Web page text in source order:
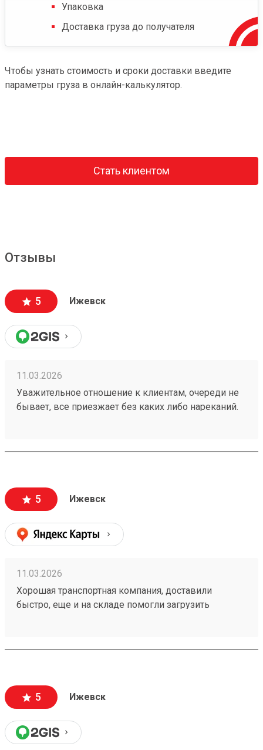
Упаковка
Доставка груза до получателя
Чтобы узнать стоимость и сроки доставки введите
параметры груза в онлайн-калькулятор.
Стать клиентом
Отзывы
5 Ижевск
11.03.2026
Уважительное отношение к клиентам, очереди не
бывает, все приезжает без каких либо нареканий.
Заказ 260192175
5 Ижевск
11.03.2026
Хорошая транспортная компания, доставили
быстро, еще и на складе помогли загрузить
5 Ижевск